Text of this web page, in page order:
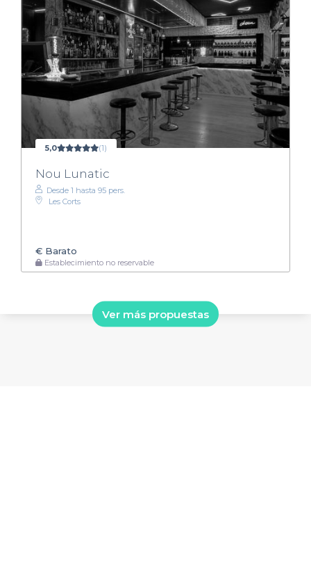
5,0 (1)
Nou Lunatic
Desde 1 hasta 95 pers.
Les Corts
€ Barato
Establecimiento no reservable
Ver más propuestas